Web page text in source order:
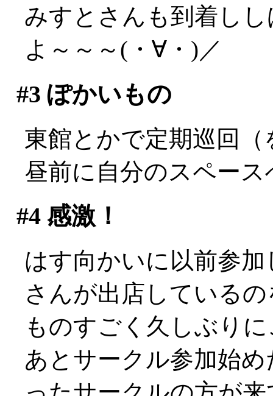
みすとさんも到着し
よ～～～(・∀・)／
#3 ぽかいもの
東館とかで定期巡回（
昼前に自分のスペース
#4感激！
はす向かいに以前参
さんが出店している
ものすごく久しぶり
あとサークル参加始